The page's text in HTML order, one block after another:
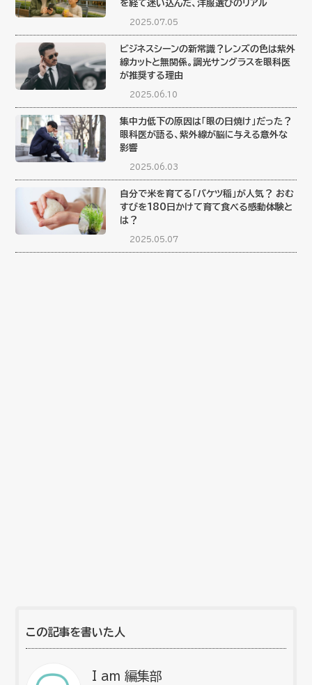
を経て迷い込んだ、洋服選びのリアル
2025.07.05
ビジネスシーンの新常識？レンズの色は紫外
線カットと無関係。調光サングラスを眼科医
が推奨する理由
2025.06.10
集中力低下の原因は「眼の日焼け」だった？
眼科医が語る、紫外線が脳に与える意外な
影響
2025.06.03
自分で米を育てる「バケツ稲」が人気？ おむ
すびを180日かけて育て食べる感動体験と
は？
2025.05.07
この記事を書いた人
I am 編集部